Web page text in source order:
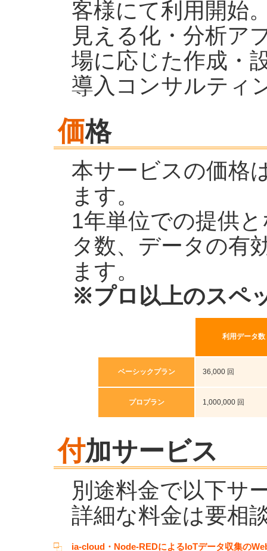
客様にて利用開始
見える化・分析ア
場に応じた作成・
導入コンサルティ
価格
本サービスの価格
ます。
1年単位での提供
タ数、データの有
ます。
※プロ以上のスペ
利用データ数
ベーシックプラン 36,000 回
プロプラン 1,000,000 回
付加サービス
別途料金で以下サ
詳細な料金は要相
ia-cloud・Node-REDによるIoTデータ収集の